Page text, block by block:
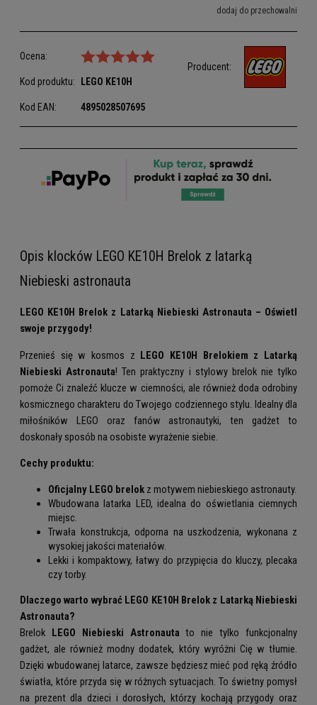
dodaj do przechowalni
Ocena:
Kod produktu: LEGO KE10H
Kod EAN: 4895028507695
Producent:
Opis klocków LEGO KE10H Brelok z latarką
Niebieski astronauta
LEGO KE10H Brelok z Latarką Niebieski Astronauta – Oświetl
swoje przygody!
Przenieś się w kosmos z LEGO KE10H Brelokiem z Latarką
Niebieski Astronauta! Ten praktyczny i stylowy brelok nie tylko
pomoże Ci znaleźć klucze w ciemności, ale również doda odrobiny
kosmicznego charakteru do Twojego codziennego stylu. Idealny dla
miłośników LEGO oraz fanów astronautyki, ten gadżet to
doskonały sposób na osobiste wyrażenie siebie.
Cechy produktu:
Oficjalny LEGO brelok z motywem niebieskiego astronauty.
Wbudowana latarka LED, idealna do oświetlania ciemnych
miejsc.
Trwała konstrukcja, odporna na uszkodzenia, wykonana z
wysokiej jakości materiałów.
Lekki i kompaktowy, łatwy do przypięcia do kluczy, plecaka
czy torby.
Dlaczego warto wybrać LEGO KE10H Brelok z Latarką Niebieski
Astronauta?
Brelok LEGO Niebieski Astronauta to nie tylko funkcjonalny
gadżet, ale również modny dodatek, który wyróżni Cię w tłumie.
Dzięki wbudowanej latarce, zawsze będziesz mieć pod ręką źródło
światła, które przyda się w różnych sytuacjach. To świetny pomysł
na prezent dla dzieci i dorosłych, którzy kochają przygody oraz